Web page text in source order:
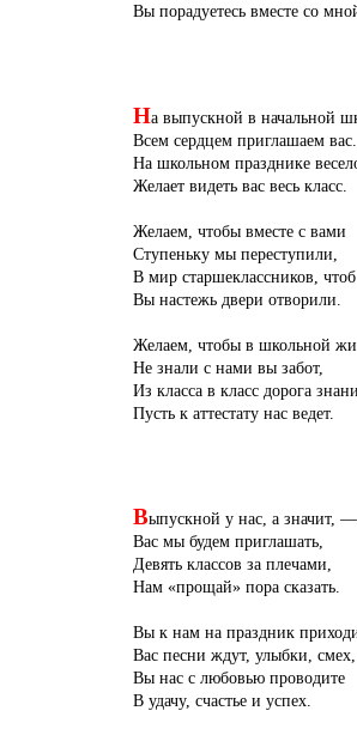
Вы порадуетесь вместе со
На выпускной в начальной
Всем сердцем приглашаем вас.
На школьном празднике
Желает видеть вас весь класс.
Желаем, чтобы вместе с вами
Ступеньку мы переступили,
В мир старшеклассников,
Вы настежь двери отворили.
Желаем, чтобы в школьной
Не знали с нами вы забот,
Из класса в класс дорога
Пусть к аттестату нас ведет.
Выпускной у нас, а значит, —
Вас мы будем приглашать,
Девять классов за плечами,
Нам «прощай» пора сказать.
Вы к нам на праздник
Вас песни ждут, улыбки, смех,
Вы нас с любовью проводите
В удачу, счастье и успех.